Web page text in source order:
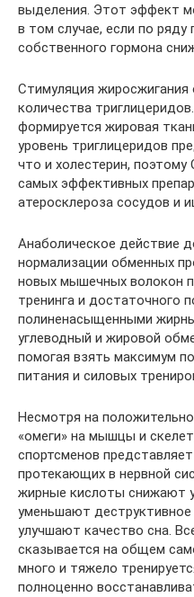
выделения. Этот эффект
в том случае, если по ряду
собственного гормона
Стимуляция жиросжигания
количества
формируется жировая
уровень триглицеридов
что и холестерин,
самых эффективных
атеросклероза сосудов и
Анаболическое действие
нормализации обменных
новых мышечных волокон
тренинга и достаточного
полиненасыщенными
углеводный и жировой
помогая взять максимум
питания и силовых
Несмотря на
«омеги» на мышцы и
спортсменов
протекающих в нервной
жирные кислоты снижают
уменьшают деструктивное
улучшают качество сна.
сказывается на общем
много и тяжело
полноценно